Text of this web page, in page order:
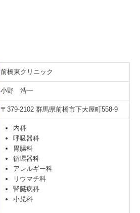
前橋東クリニック
小野 浩一
〒379-2102 群馬県前橋市下大屋町558-9
内科
呼吸器科
胃腸科
循環器科
アレルギー科
リウマチ科
腎臓病科
小児科